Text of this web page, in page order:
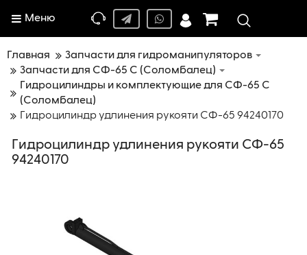
Меню
Главная
Запчасти для гидроманипуляторов
Запчасти для СФ-65 С (Соломбалец)
Гидроцилиндры и комплектующие для СФ-65 С
(Соломбалец)
Гидроцилиндр удлинения рукояти СФ-65 94240170
Гидроцилиндр удлинения рукояти СФ-65
94240170